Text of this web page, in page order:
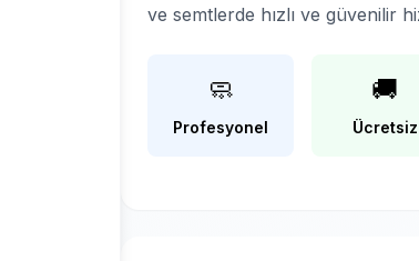
ve semtlerde hızlı ve güvenilir
🧼
Profesyonel
🚚
Ücretsiz